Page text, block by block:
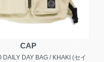
CAP
DAILY DAY BAG / KHAKI (セイ